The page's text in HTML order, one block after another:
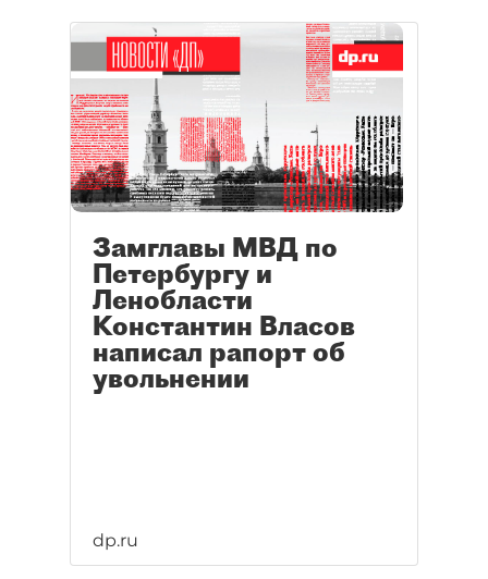
Замглавы МВД по
Петербургу и
Ленобласти
Константин Власов
написал рапорт об
увольнении
dp.ru